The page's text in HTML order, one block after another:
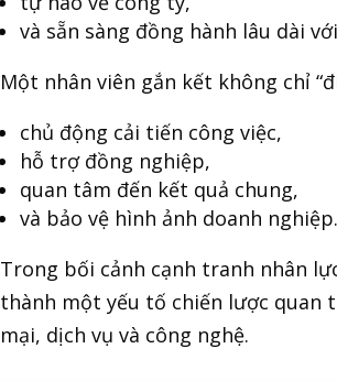
và sẵn sàng đồng hành lâu dài
Một nhân viên gắn kết không chỉ
chủ động cải tiến công việc,
hỗ trợ đồng nghiệp,
quan tâm đến kết quả chung,
và bảo vệ hình ảnh doanh nghiệp.
Trong bối cảnh cạnh tranh nhân
thành một yếu tố chiến lược quan
mại, dịch vụ và công nghệ.